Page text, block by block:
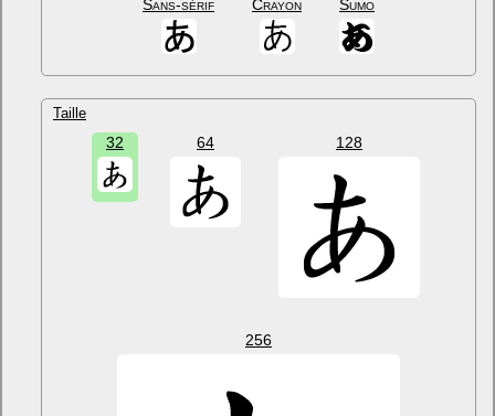
Sans-sérif Crayon Sumo
Taille
32 64 128
256